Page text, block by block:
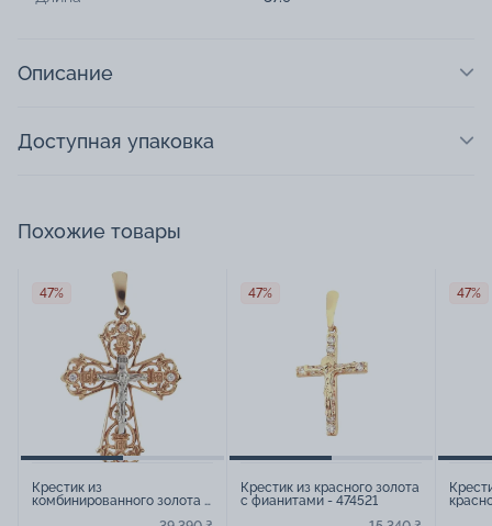
Описание
Доступная упаковка
Похожие товары
47%
Крестик из
комбинированного золота с
47%
Крестик из красного золота
с фианитами - 474521
47%